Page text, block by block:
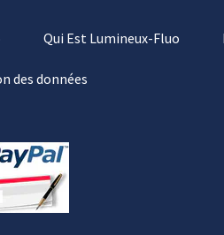
Qui Est Lumineux-Fluo
des données